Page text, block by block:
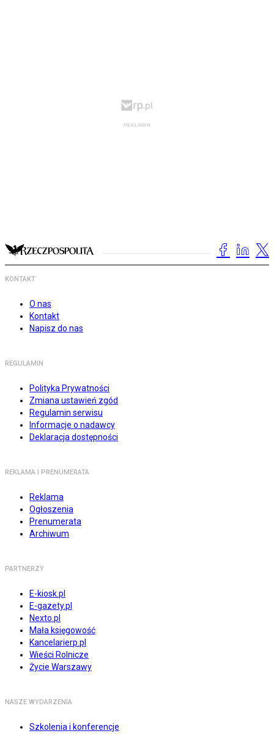
KONTAKT
O nas
Kontakt
Napisz do nas
REGULAMIN
Polityka Prywatności
Zmiana ustawień zgód
Regulamin serwisu
Informacje o nadawcy
Deklaracja dostępności
REKLAMA I PRENUMERATA
Reklama
Ogłoszenia
Prenumerata
Archiwum
PARTNERZY
E-kiosk.pl
E-gazety.pl
Nexto.pl
Mała księgowość
Kancelarierp.pl
Wieści Rolnicze
Życie Warszawy
NASZE WYDARZENIA
Szkolenia i konferencje